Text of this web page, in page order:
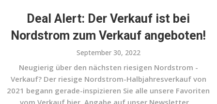
Deal Alert: Der Verkauf ist bei
Nordstrom zum Verkauf angeboten!
September 30, 2022
Neugierig über den nächsten riesigen Nordstrom -
Verkauf? Der riesige Nordstrom-Halbjahresverkauf von
2021 begann gerade-inspizieren Sie alle unsere Favoriten
vom Verkauf hier. Angabe auf unser Newsletter,...